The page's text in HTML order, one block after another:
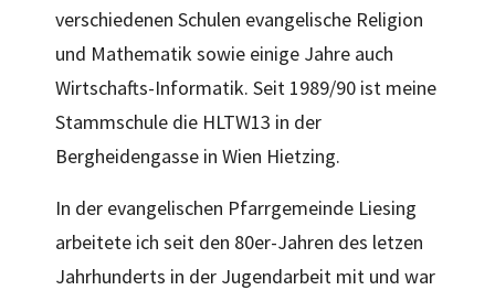
verschiedenen Schulen evangelische Religion
und Mathematik sowie einige Jahre auch
Wirtschafts-Informatik. Seit 1989/90 ist meine
Stammschule die HLTW13 in der
Bergheidengasse in Wien Hietzing.
In der evangelischen Pfarrgemeinde Liesing
arbeitete ich seit den 80er-Jahren des letzen
Jahrhunderts in der Jugendarbeit mit und war